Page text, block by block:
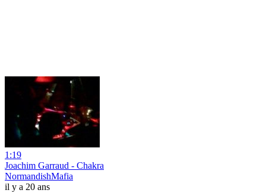
1:19
Joachim Garraud - Chakra
NormandishMafia
il y a 20 ans